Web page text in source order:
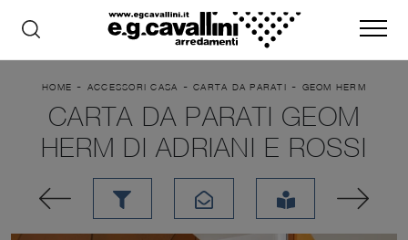
HOME - ACCESSORI CASA -CARTA DA PARATI - GEOM HERM
CARTA DA PARATI GEOM
HERM DI ADRIANI E ROSSI